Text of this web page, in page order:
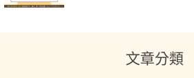
文章分類